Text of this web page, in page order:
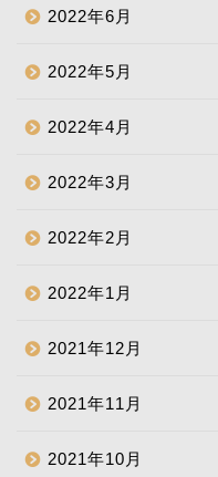
2022年6月
2022年5月
2022年4月
2022年3月
2022年2月
2022年1月
2021年12月
2021年11月
2021年10月